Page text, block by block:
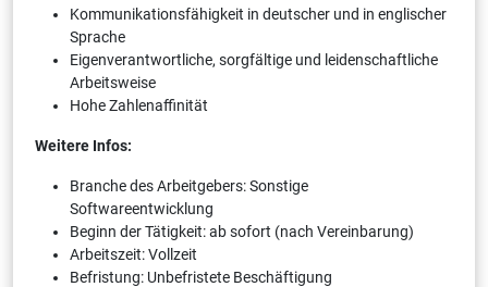
Kommunikationsfähigkeit in deutscher und in englischer
Sprache
Eigenverantwortliche, sorgfältige und leidenschaftliche
Arbeitsweise
Hohe Zahlenaffinität
Weitere Infos:
Branche des Arbeitgebers: Sonstige
Softwareentwicklung
Beginn der Tätigkeit: ab sofort (nach Vereinbarung)
Arbeitszeit: Vollzeit
Befristung: Unbefristete Beschäftigung